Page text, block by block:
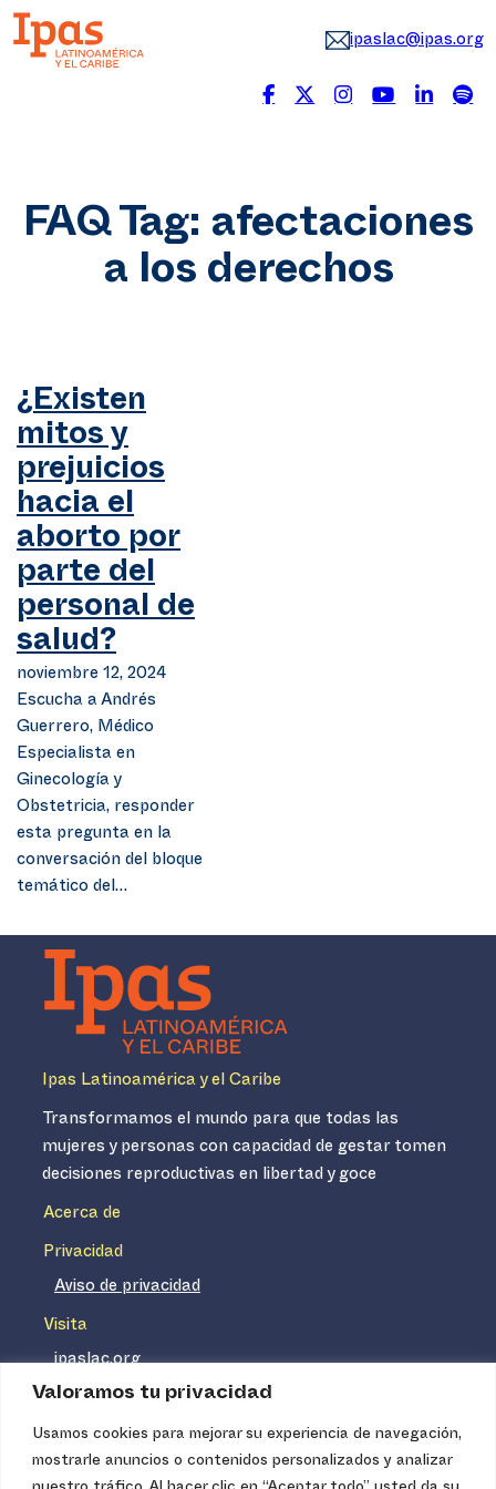
Valoramos tu privacidad
Usamos cookies para mejorar su experiencia de navegación,
mostrarle anuncios o contenidos personalizados y analizar
ipaslac@ipas.org
FAQ Tag: afectaciones
a los derechos
¿Existen
mitos y
prejuicios
hacia el
aborto por
parte del
personal de
salud?
noviembre 12, 2024
Escucha a Andrés
Guerrero, Médico
Especialista en
Ginecología y
Obstetricia, responder
esta pregunta en la
conversación del bloque
temático del…
Ipas Latinoamérica y el Caribe
Transformamos el mundo para que todas las
mujeres y personas con capacidad de gestar tomen
decisiones reproductivas en libertad y goce
Acerca de
Privacidad
Aviso de privacidad
Visita
ipaslac.org
ipasmexico.org
Ipas no es un distribuidor de insumos médicos. Nuestros